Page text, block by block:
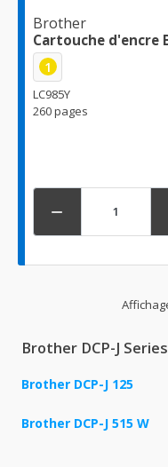
Brother
Cartouche d'encre
1
LC985Y
260 pages

Brother DCP-J Series
Brother DCP-J 125
Brother DCP-J 515 W